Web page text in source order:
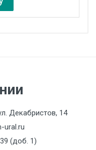
Декабристов, 14
ural.ru
(доб. 1)